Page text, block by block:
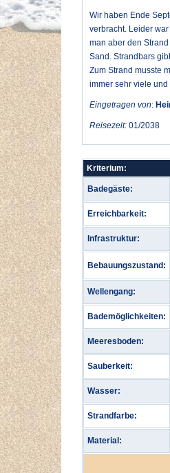
Wir haben Ende
verbracht. Leider
man aber den
Sand. Strandbars
Zum Strand musste
immer sehr viele
Eingetragen von:
Reisezeit: 01/2038
Kriterium:
Badegäste:
Erreichbarkeit:
Infrastruktur:
Bebauungszustand:
Wellengang:
Bademöglichkeiten:
Meeresboden:
Sauberkeit:
Wasser:
Strandfarbe:
Material: